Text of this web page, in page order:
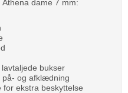
dame 7 mm:
bukser
på- og afklædning
ekstra beskyttelse